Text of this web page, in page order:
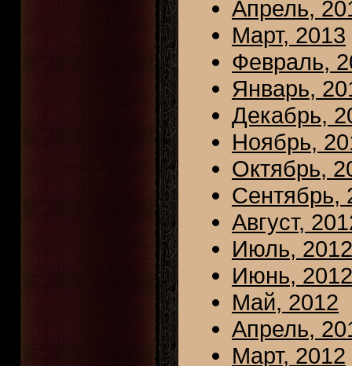
Апрель,
Март, 2013
Февраль,
Январь,
Декабрь,
Ноябрь,
Октябрь,
Сентябрь,
Август,
Июль, 2012
Июнь, 2012
Май, 2012
Апрель,
Март, 2012